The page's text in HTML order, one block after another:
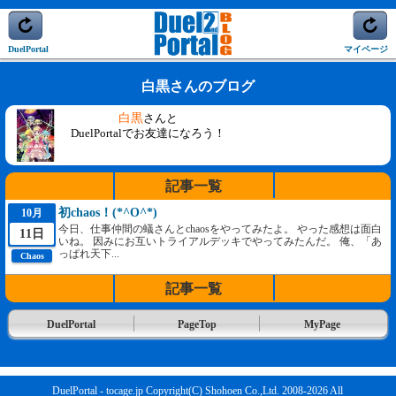
DuelPortal マイページ
白黒さんのブログ
白黒さんと
DuelPortalでお友達になろう！
記事一覧
10月
11日
Chaos
初chaos！(*^O^*)
今日、仕事仲間の蟻さんとchaosをやってみたよ。 やった感想は面白
いね。 因みにお互いトライアルデッキでやってみたんだ。 俺、「あ
っぱれ天下...
記事一覧
DuelPortal PageTop MyPage
DuelPortal - tocage.jp Copyright(C) Shohoen Co.,Ltd. 2008-2026 All